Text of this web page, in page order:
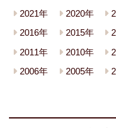
2021年
2020年
2016年
2015年
2011年
2010年
2006年
2005年